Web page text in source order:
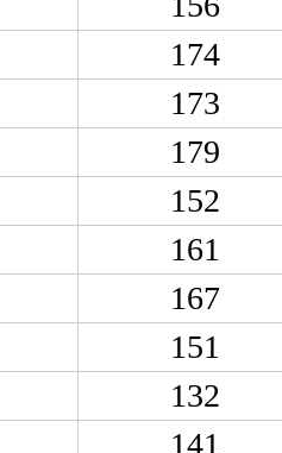
174
173
179
152
161
167
151
132
141